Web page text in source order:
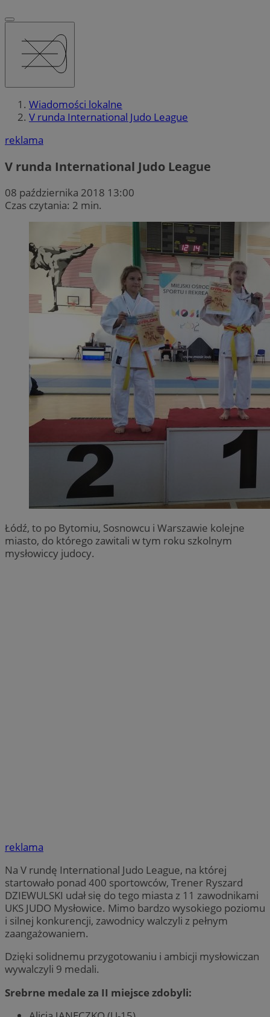
Wiadomości lokalne
V runda International Judo League
reklama
V runda International Judo League
08 października 2018 13:00
Czas czytania: 2 min.
Łódź, to po Bytomiu, Sosnowcu i Warszawie kolejne
miasto, do którego zawitali w tym roku szkolnym
mysłowiccy judocy.
reklama
Na V rundę International Judo League, na której
startowało ponad 400 sportowców, Trener Ryszard
DZIEWULSKI udał się do tego miasta z 11 zawodnikami
UKS JUDO Mysłowice. Mimo bardzo wysokiego poziomu
i silnej konkurencji, zawodnicy walczyli z pełnym
zaangażowaniem.
Dzięki solidnemu przygotowaniu i ambicji mysłowiczan
wywalczyli 9 medali.
Srebrne medale za II miejsce zdobyli: